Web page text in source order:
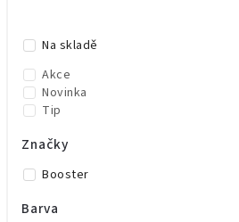
Abecedně
Na skladě
Akce
Novinka
Tip
Značky
Booster
Barva